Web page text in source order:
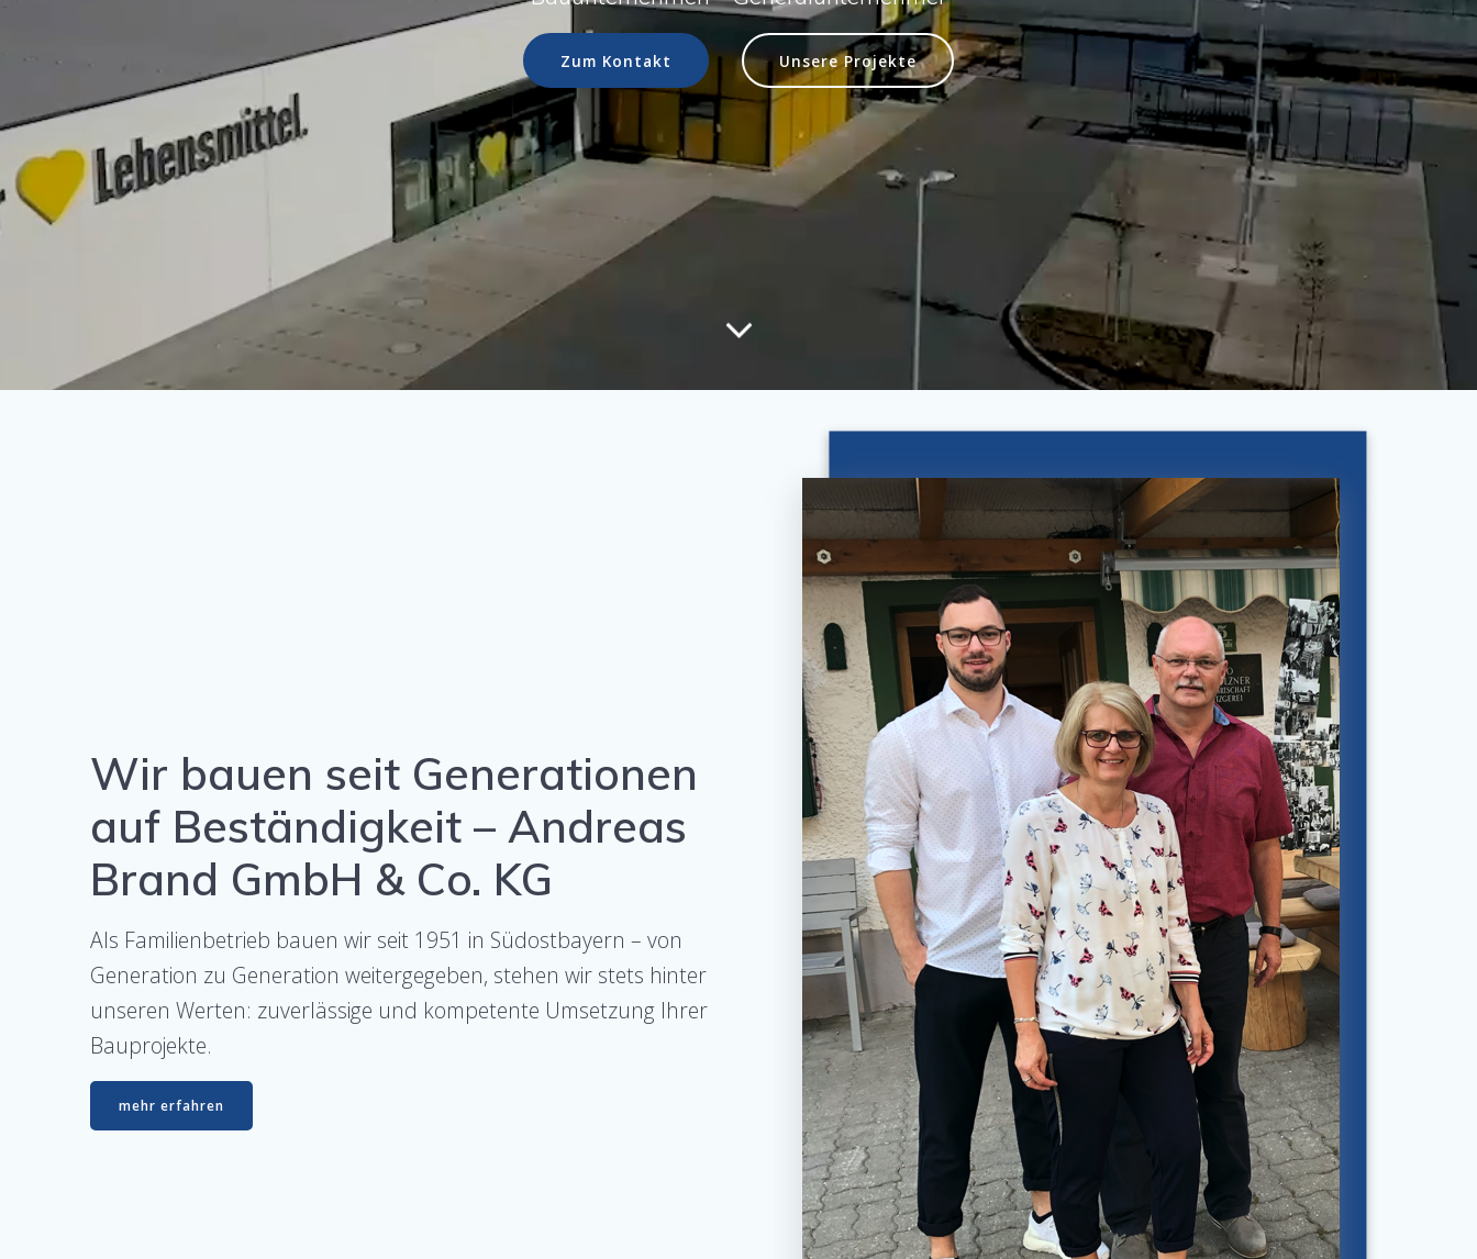
Zum Kontakt Unsere Projekte
Wir bauen seit Generationen
auf Beständigkeit – Andreas
Brand GmbH & Co. KG
Als Familienbetrieb bauen wir seit 1951 in Südostbayern – von
Generation zu Generation weitergegeben, stehen wir stets hinter
unseren Werten: zuverlässige und kompetente Umsetzung Ihrer
Bauprojekte.
mehr erfahren